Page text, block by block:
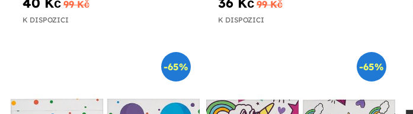
99 Kč
K DISPOZICI
99 Kč
K DISPOZICI
-65% -65%